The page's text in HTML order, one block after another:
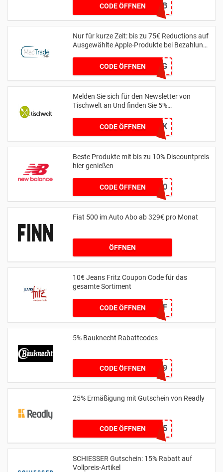
CODE ÖFFNEN666EF2CB
Nur für kurze Zeit: bis zu 75€ Reductions auf
Ausgewählte Apple-Produkte bei Bezahlung
CODE ÖFFNEN
MTSPAR-75FZG
Melden Sie sich für den Newsletter von
Tischwelt an Und finden Sie 5%
CODE ÖFFNEN BMVK
Beste Produkte mit bis zu 10% Discountpreis
hier genießen
CODE ÖFFNENHONEYNB10
Fiat 500 im Auto Abo ab 329€ pro Monat
ÖFFNEN
10€ Jeans Fritz Coupon Code für das
gesamte Sortiment
CODE ÖFFNENWCOM2JF
5% Bauknecht Rabattcodes
CODE ÖFFNENBK5W619
25% Ermäßigung mit Gutschein von Readly
CODE ÖFFNENBOOTS25
SCHIESSER Gutschein: 15% Rabatt auf
Vollpreis-Artikel